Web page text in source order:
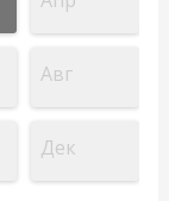
Авг
Дек